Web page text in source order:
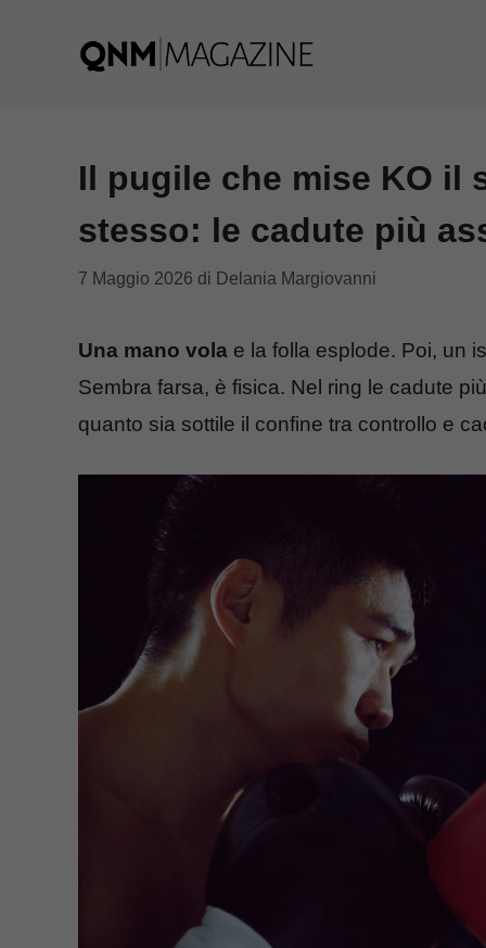
Il pugile che mise KO il
stesso: le cadute più
7 Maggio 2026 di Delania Margiovanni
Una mano vola e la folla esplode. Poi, un
Sembra farsa, è fisica. Nel ring le cadute
quanto sia sottile il confine tra controllo e